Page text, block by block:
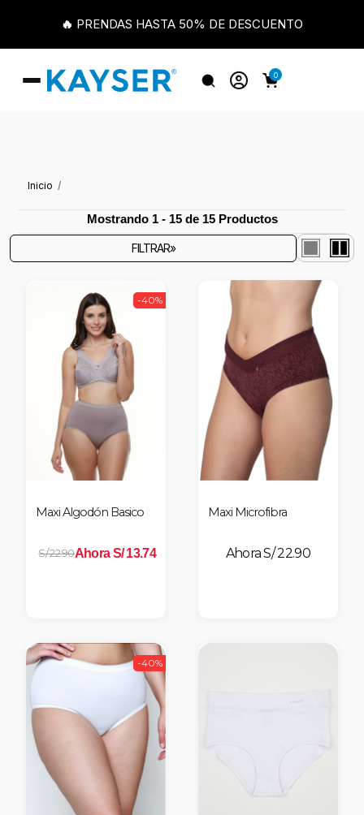
🔥 PRENDAS HASTA 50% DE DESCUENTO
0
Inicio
Mostrando 1 - 15 de 15 Productos
FILTRAR»
-40%
Maxi Algodón Basico
S/ 22.90Ahora S/ 13.74
Maxi Microfibra
S/ 22.90
-40%